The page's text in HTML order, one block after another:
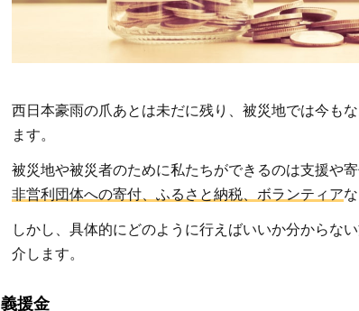
う！
西日本豪雨の爪あとは未だに残り、被災地では今も
ます。
被災地や被災者のために私たちができるのは支援や
非営利団体への寄付、ふるさと納税、ボランティア
しかし、具体的にどのように行えばいいか分からな
介します。
義援金